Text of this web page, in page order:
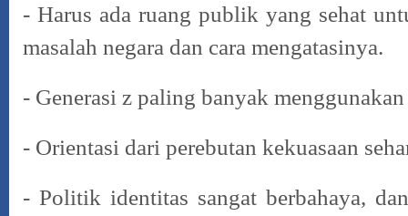
- Harus ada ruang publik yang sehat
masalah negara dan cara mengatasinya.
- Generasi z paling banyak
- Orientasi dari perebutan kekuasaan
- Politik identitas sangat berbahaya,